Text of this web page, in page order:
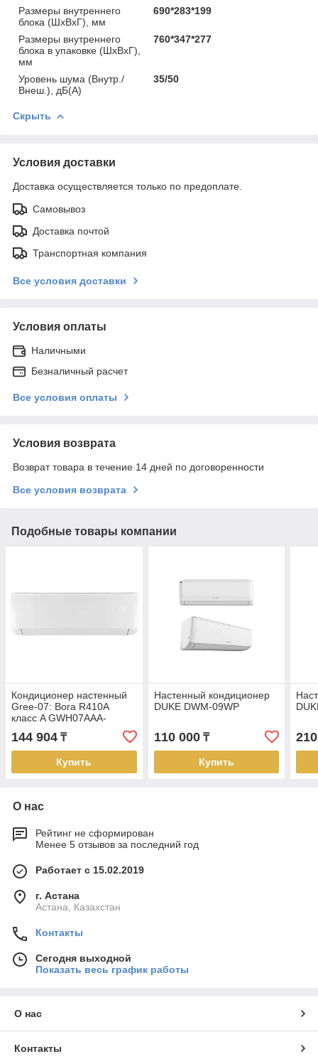
Размеры внутреннего
блока (ШхВхГ), мм
690*283*199
Размеры внутреннего
блока в упаковке (ШхВхГ),
мм
760*347*277
Уровень шума (Внутр./
Внеш.), дБ(А)
35/50
Скрыть
Условия доставки
Доставка осуществляется только по предоплате.
Самовывоз
Доставка почтой
Транспортная компания
Все условия доставки
Условия оплаты
Наличными
Безналичный расчет
Все условия оплаты
Условия возврата
Возврат товара в течение 14 дней по договоренности
Все условия возврата
Подобные товары компании
Кондиционер настенный
Gree-07: Bora R410A
класс A GWH07AAA-
K3NNA1A (без
соединительной
инсталляции)
144 904 ₸
Купить
Настенный кондиционер
DUKE DWM-09WP
110 000₸
Купить
О нас
Рейтинг не сформирован
Менее 5 отзывов за последний год
Работает с 15.02.2019
г. Астана
Астана, Казахстан
Контакты
Сегодня выходной
Показать весь график работы
О нас
Контакты